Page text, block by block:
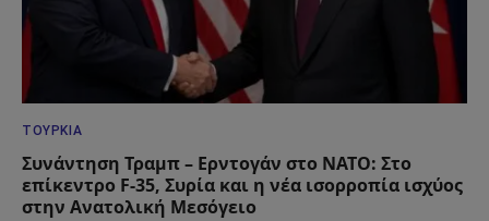
ΤΟΥΡΚΊΑ
Συνάντηση Τραμπ – Ερντογάν στο ΝΑΤΟ: Στο
επίκεντρο F-35, Συρία και η νέα ισορροπία ισχύος
στην Ανατολική Μεσόγειο